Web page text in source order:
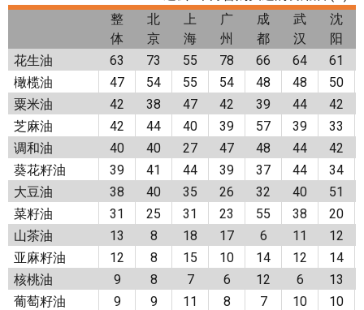
整
体
北
京
上
海
广
州
成
都
武
汉
沈
阳
花生油
63 73 55 78 66 64
61
橄榄油
47 54 55 54 48 48
50
粟米油
42 38 47 42 39 44
42
芝麻油
42 44 40 39 57 39
33
调和油
40 40 27 47 48 44
42
葵花籽油
39 41 44 39 37 44
34
大豆油
38 40 35 26 32 40
51
菜籽油
31 25 31 23 55 38
20
山茶油
13 8 18 17 6 11
12
亚麻籽油
12 8 15 10 14 12
14
核桃油
9 8 7 6 12 6
13
葡萄籽油
9 9 11 8 7 10
10